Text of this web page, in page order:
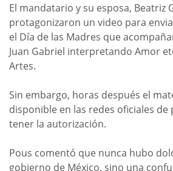
El mandatario y su esposa, Beatriz
protagonizaron un video para
el Día de las Madres que
Juan Gabriel interpretando Amor
Artes.
Sin embargo, horas después el
disponible en las redes oficiales
tener la autorización.
Pous comentó que nunca hubo
gobierno de México, sino una